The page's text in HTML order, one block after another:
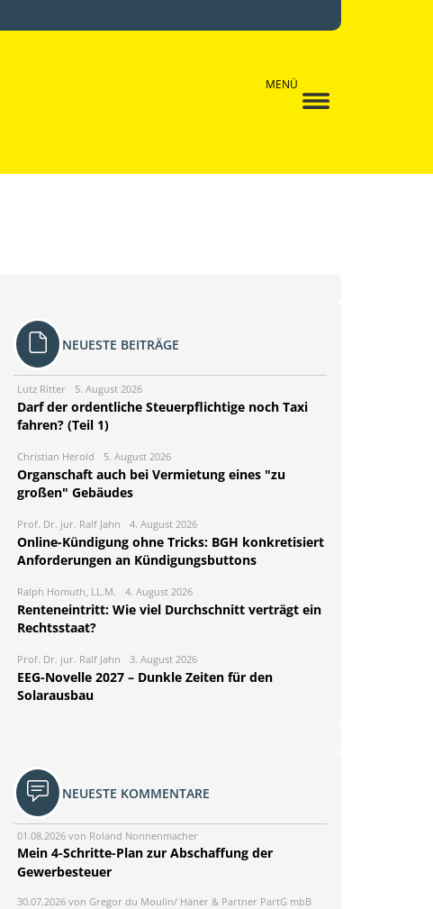
MENÜ
NEUESTE BEITRÄGE
Lutz Ritter 5. August 2026
Darf der ordentliche Steuerpflichtige noch Taxi
fahren? (Teil 1)
Christian Herold 5. August 2026
Organschaft auch bei Vermietung eines "zu
großen" Gebäudes
Prof. Dr. jur. Ralf Jahn 4. August 2026
Online-Kündigung ohne Tricks: BGH konkretisiert
Anforderungen an Kündigungsbuttons
Ralph Homuth, LL.M. 4. August 2026
Renteneintritt: Wie viel Durchschnitt verträgt ein
Rechtsstaat?
Prof. Dr. jur. Ralf Jahn 3. August 2026
EEG-Novelle 2027 – Dunkle Zeiten für den
Solarausbau
NEUESTE KOMMENTARE
01.08.2026 von Roland Nonnenmacher
Mein 4-Schritte-Plan zur Abschaffung der
Gewerbesteuer
30.07.2026 von Gregor du Moulin/ Häner & Partner PartG mbB